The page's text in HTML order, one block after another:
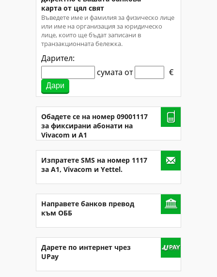
карта от цял свят
Въведете име и фамилия за физическо лице
или име на организация за юридическо
лице, които ще бъдат записани в
транзакционната бележка.
Дарител:
сумата от
€
Обадете се на номер 09001117
за фиксирани абонати на
Vivacom и A1
Изпратете SMS на номер 1117
за A1, Vivacom и Yettel.
Направете банков превод
към ОББ
Дарете по интернет чрез
UPay